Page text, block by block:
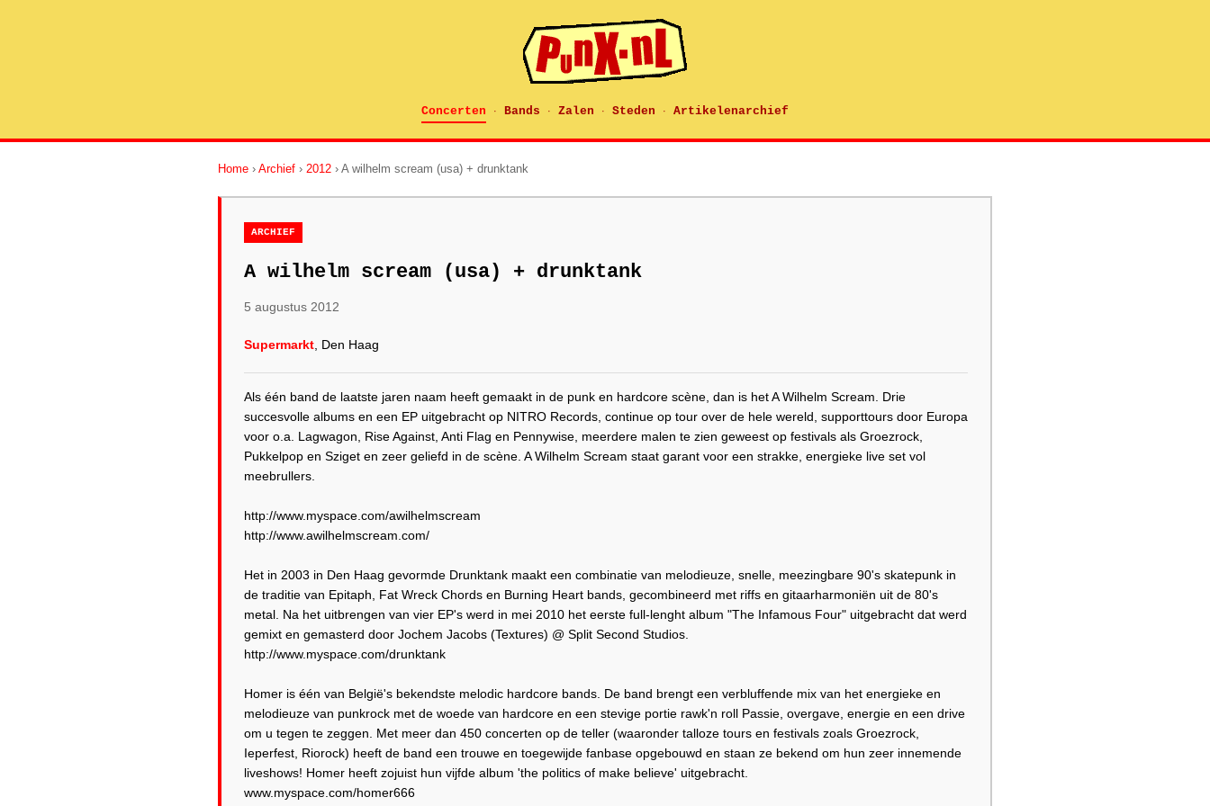
Concerten · Bands · Zalen · Steden · Artikelenarchief
Home › Archief › 2012 › A wilhelm scream (usa) + drunktank
ARCHIEF
A wilhelm scream (usa) + drunktank
5 augustus 2012
Supermarkt , Den Haag
Als één band de laatste jaren naam heeft gemaakt in de punk en hardcore scène, dan is het A Wilhelm Scream. Drie
succesvolle albums en een EP uitgebracht op NITRO Records, continue op tour over de hele wereld, supporttours door Europa
voor o.a. Lagwagon, Rise Against, Anti Flag en Pennywise, meerdere malen te zien geweest op festivals als Groezrock,
Pukkelpop en Sziget en zeer geliefd in de scène. A Wilhelm Scream staat garant voor een strakke, energieke live set vol
meebrullers.
http://www.myspace.com/awilhelmscream
http://www.awilhelmscream.com/
Het in 2003 in Den Haag gevormde Drunktank maakt een combinatie van melodieuze, snelle, meezingbare 90's skatepunk in
de traditie van Epitaph, Fat Wreck Chords en Burning Heart bands, gecombineerd met riffs en gitaarharmoniën uit de 80's
metal. Na het uitbrengen van vier EP's werd in mei 2010 het eerste full-lenght album "The Infamous Four" uitgebracht dat werd
gemixt en gemasterd door Jochem Jacobs (Textures) @ Split Second Studios.
http://www.myspace.com/drunktank
Homer is één van België's bekendste melodic hardcore bands. De band brengt een verbluffende mix van het energieke en
melodieuze van punkrock met de woede van hardcore en een stevige portie rawk'n roll Passie, overgave, energie en een drive
om u tegen te zeggen. Met meer dan 450 concerten op de teller (waaronder talloze tours en festivals zoals Groezrock,
Ieperfest, Riorock) heeft de band een trouwe en toegewijde fanbase opgebouwd en staan ze bekend om hun zeer innemende
liveshows! Homer heeft zojuist hun vijfde album 'the politics of make believe' uitgebracht.
www.myspace.com/homer666